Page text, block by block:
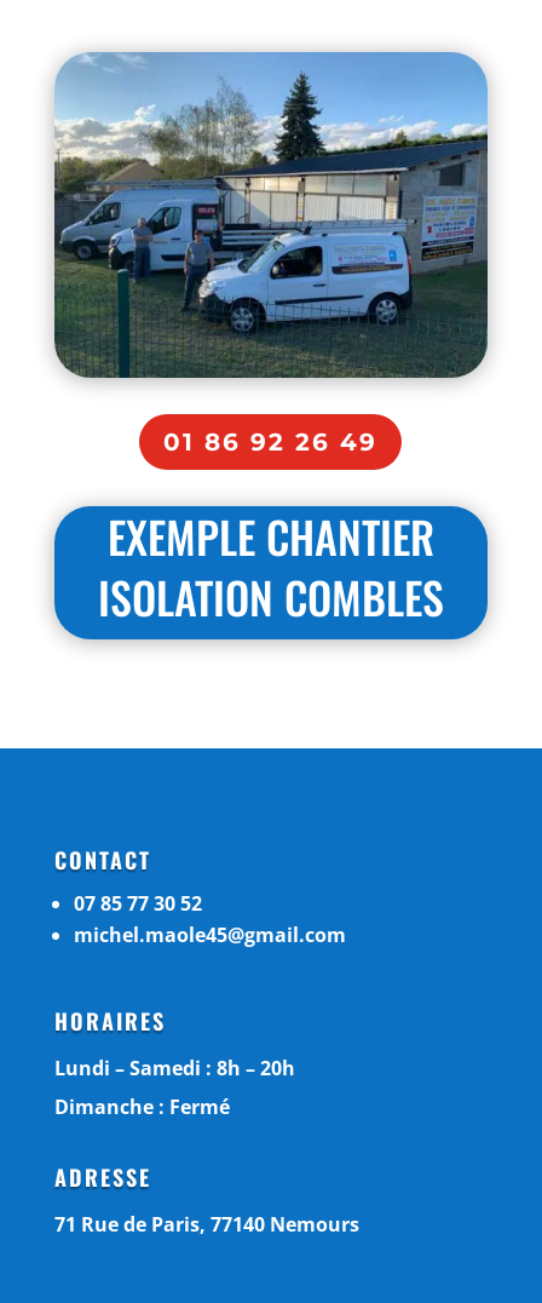
01 86 92 26 49
EXEMPLE CHANTIER
ISOLATION COMBLES
CONTACT
07 85 77 30 52
michel.maole45@gmail.com
HORAIRES
Lundi – Samedi : 8h – 20h
Dimanche : Fermé
ADRESSE
71 Rue de Paris, 77140 Nemours